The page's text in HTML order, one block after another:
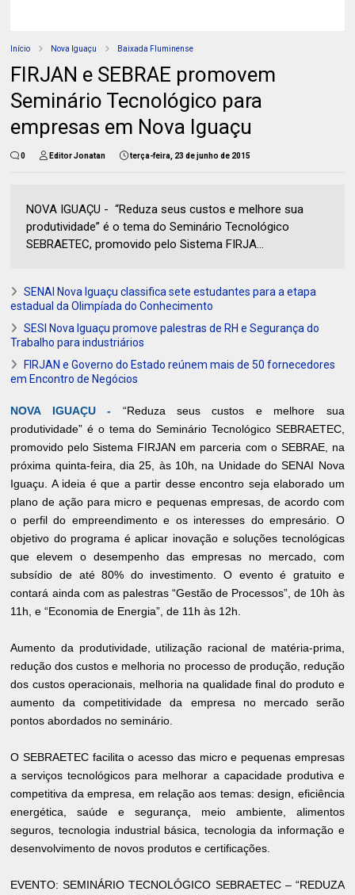
Início Nova Iguaçu Baixada Fluminense
FIRJAN e SEBRAE promovem
Seminário Tecnológico para
empresas em Nova Iguaçu
0 Editor Jonatan terça-feira, 23 de junho de 2015
NOVA IGUAÇU - “Reduza seus custos e melhore sua
produtividade” é o tema do Seminário Tecnológico
SEBRAETEC, promovido pelo Sistema FIRJA...
SENAI Nova Iguaçu classifica sete estudantes para a etapa
estadual da Olimpíada do Conhecimento
SESI Nova Iguaçu promove palestras de RH e Segurança do
Trabalho para industriários
FIRJAN e Governo do Estado reúnem mais de 50 fornecedores
em Encontro de Negócios
NOVA IGUAÇU - “Reduza seus custos e melhore sua
produtividade” é o tema do Seminário Tecnológico SEBRAETEC,
promovido pelo Sistema FIRJAN em parceria com o SEBRAE, na
próxima quinta-feira, dia 25, às 10h, na Unidade do SENAI Nova
Iguaçu. A ideia é que a partir desse encontro seja elaborado um
plano de ação para micro e pequenas empresas, de acordo com
o perfil do empreendimento e os interesses do empresário. O
objetivo do programa é aplicar inovação e soluções tecnológicas
que elevem o desempenho das empresas no mercado, com
subsídio de até 80% do investimento. O evento é gratuito e
contará ainda com as palestras “Gestão de Processos”, de 10h às
11h, e “Economia de Energia”, de 11h às 12h.
Aumento da produtividade, utilização racional de matéria-prima,
redução dos custos e melhoria no processo de produção, redução
dos custos operacionais, melhoria na qualidade final do produto e
aumento da competitividade da empresa no mercado serão
pontos abordados no seminário.
O SEBRAETEC facilita o acesso das micro e pequenas empresas
a serviços tecnológicos para melhorar a capacidade produtiva e
competitiva da empresa, em relação aos temas: design, eficiência
energética, saúde e segurança, meio ambiente, alimentos
seguros, tecnologia industrial básica, tecnologia da informação e
desenvolvimento de novos produtos e certificações.
EVENTO: SEMINÁRIO TECNOLÓGICO SEBRAETEC – “REDUZA